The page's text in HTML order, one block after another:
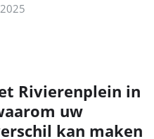
Rivierenplein in
uw
kan maken